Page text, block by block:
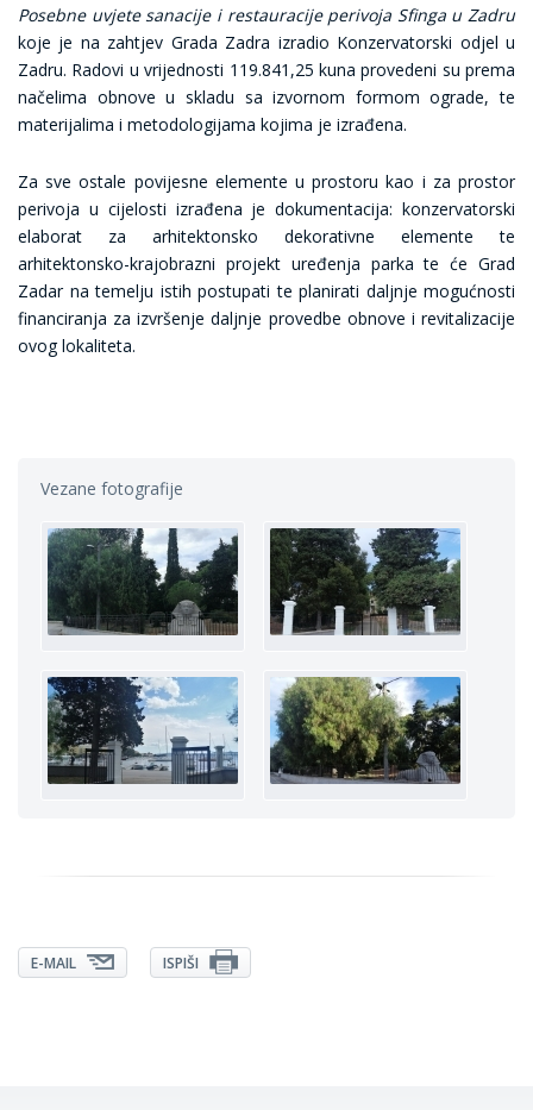
Posebne uvjete sanacije i restauracije perivoja Sfinga u Zadru
koje je na zahtjev Grada Zadra izradio Konzervatorski odjel u
Zadru. Radovi u vrijednosti 119.841,25 kuna provedeni su prema
načelima obnove u skladu sa izvornom formom ograde, te
materijalima i metodologijama kojima je izrađena.
Za sve ostale povijesne elemente u prostoru kao i za prostor
perivoja u cijelosti izrađena je dokumentacija: konzervatorski
elaborat za arhitektonsko dekorativne elemente te
arhitektonsko-krajobrazni projekt uređenja parka te će Grad
Zadar na temelju istih postupati te planirati daljnje mogućnosti
financiranja za izvršenje daljnje provedbe obnove i revitalizacije
ovog lokaliteta.
Vezane fotografije
E-MAIL ISPIŠI